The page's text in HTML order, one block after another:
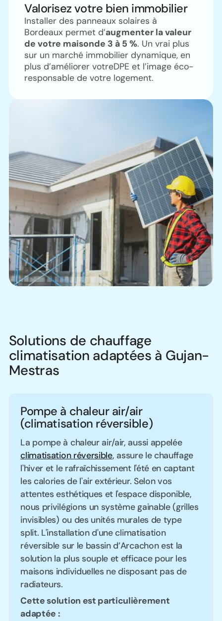
Valorisez votre bien immobilier
Installer des panneaux solaires à
Bordeaux permet d’augmenter la valeur
de votre maisonde 3 à 5 %. Un vrai plus
sur un marché immobilier dynamique, en
plus d’améliorer votreDPE et l’image éco-
responsable de votre logement.
Solutions de chauffage
climatisation adaptées à Gujan-
Mestras
Pompe à chaleur air/air
(climatisation réversible)
La pompe à chaleur air/air, aussi appelée
climatisation réversible, assure le chauffage
l'hiver et le rafraîchissement l'été en captant
les calories de l'air extérieur. Selon vos
attentes esthétiques et l'espace disponible,
nous privilégions un système gainable (grilles
invisibles) ou des unités murales de type
split. L'installation d'une climatisation
réversible sur le bassin d’Arcachon est la
solution la plus souple et efficace pour les
maisons individuelles ne disposant pas de
radiateurs.
Cette solution est particulièrement
adaptée :